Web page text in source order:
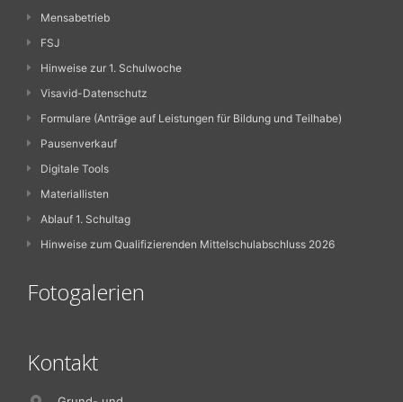
Mensabetrieb
FSJ
Hinweise zur 1. Schulwoche
Visavid-Datenschutz
Formulare (Anträge auf Leistungen für Bildung und Teilhabe)
Pausenverkauf
Digitale Tools
Materiallisten
Ablauf 1. Schultag
Hinweise zum Qualifizierenden Mittelschulabschluss 2026
Fotogalerien
Kontakt